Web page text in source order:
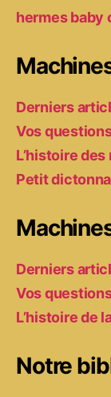
hermes baby
Derniers
Vos
L’histoire
Petit
Derniers
Vos
L’histoire de
Notre